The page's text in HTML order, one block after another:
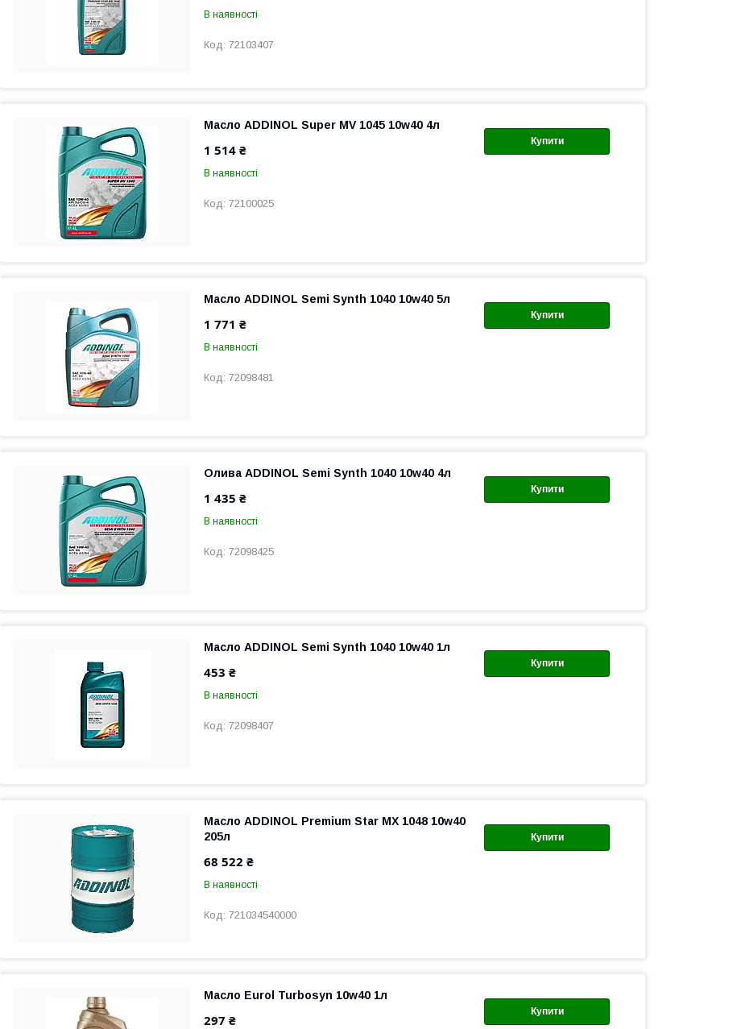
В наявності
72103407
Купити
Масло ADDINOL Super MV 1045 10w40 4л
1 514 ₴
В наявності
72100025
Купити
Масло ADDINOL Semi Synth 1040 10w40 5л
1 771 ₴
В наявності
72098481
Купити
Олива ADDINOL Semi Synth 1040 10w40 4л
1 435 ₴
В наявності
72098425
Купити
Масло ADDINOL Semi Synth 1040 10w40 1л
453 ₴
В наявності
72098407
Купити
Масло ADDINOL Premium Star MX 1048 10w40
205л
68 522 ₴
В наявності
721034540000
Купити
Масло Eurol Turbosyn 10w40 1л
297 ₴